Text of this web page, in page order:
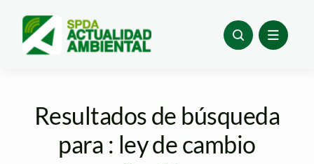
content
Resultados de búsqueda
para : ley de cambio